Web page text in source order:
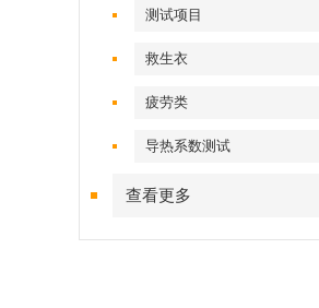
测试项目
救生衣
疲劳类
导热系数测试
查看更多